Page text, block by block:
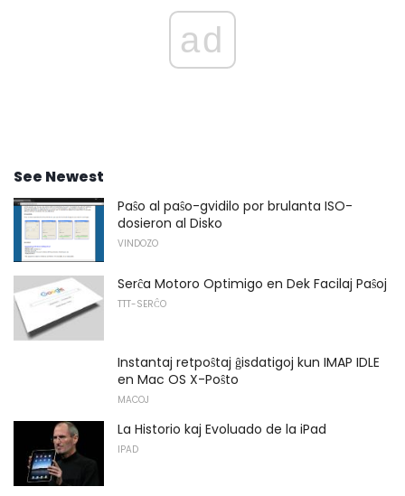
ad
See Newest
Paŝo al paŝo-gvidilo por brulanta ISO-
dosieron al Disko
VINDOZO
Serĉa Motoro Optimigo en Dek Facilaj Paŝoj
TTT-SERĈO
Instantaj retpoŝtaj ĝisdatigoj kun IMAP IDLE
en Mac OS X-Poŝto
MACOJ
La Historio kaj Evoluado de la iPad
IPAD